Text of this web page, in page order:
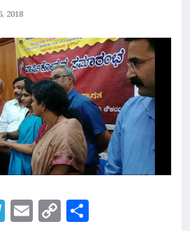
2018
Telegram
Email
Copy